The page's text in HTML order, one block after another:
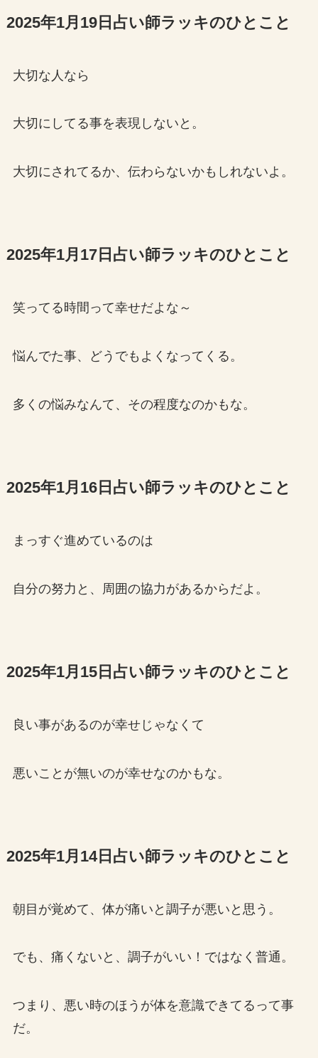
2025年1月19日占い師ラッキのひとこと
大切な人なら
大切にしてる事を表現しないと。
大切にされてるか、伝わらないかもしれないよ。
2025年1月17日占い師ラッキのひとこと
笑ってる時間って幸せだよな～
悩んでた事、どうでもよくなってくる。
多くの悩みなんて、その程度なのかもな。
2025年1月16日占い師ラッキのひとこと
まっすぐ進めているのは
自分の努力と、周囲の協力があるからだよ。
2025年1月15日占い師ラッキのひとこと
良い事があるのが幸せじゃなくて
悪いことが無いのが幸せなのかもな。
2025年1月14日占い師ラッキのひとこと
朝目が覚めて、体が痛いと調子が悪いと思う。
でも、痛くないと、調子がいい！ではなく普通。
つまり、悪い時のほうが体を意識できてるって事
だ。